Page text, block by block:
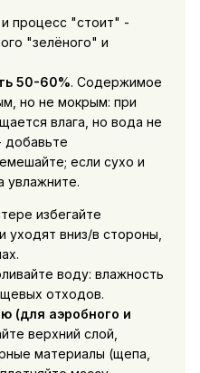
процесс "стоит" -
"зелёного" и
50-60%. Содержимое
но не мокрым: при
влага, но вода не
добавьте
если сухо и
увлажните.
избегайте
уходят вниз/в стороны,
воду: влажность
отходов.
(для аэробного и
верхний слой,
материалы (щепа,